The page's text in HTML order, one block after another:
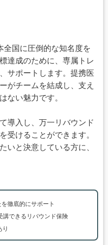
全国に圧倒的な知名度を
達成のために、専属トレ
サポートします。提携医
がチームを結成し、支え
ない魅力です。
導入し、万一リバウンド
受けることができます。
いと決意している方に、
徹底的にサポート
講できるリバウンド保険
り